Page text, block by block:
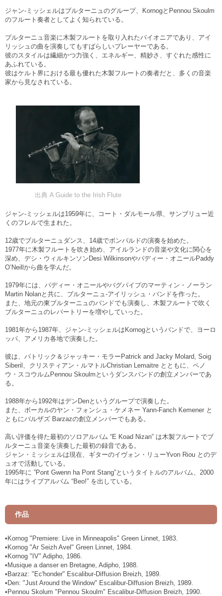
ジャン-ミッシェルはブルターニュのグループ、KornogとPennou Skoulm
のフルート奏者としてよく知られている。
ブルターニュ音楽に木製フルートを取り入れたパイオニアであり、アイ
リッシュの曲を演奏してもすばらしいプレーヤーである。
彼のスタイルは繊細かつ力強く、エネルギー、精妙さ、すぐれた感性に
あふれている。
彼はケルト界における最も優れた木製フルートの奏者だと、多くの音楽
家から見なされている。
出典 A Guide to the Irish Flute
ジャン-ミッシェルは1959年に、コート・ダルモール県、サンブリュー近
くのフレルで生まれた。
12歳でブルターニュダンス、14歳でボンバルドの演奏を始めた。
1977年に木製フルートを吹き始め、アイルランドの音楽や文化に関心を
深め、デシ・ウィルキンソンDesi Wilkinsonやパディー・オニールPaddy
O’Neillから曲を学んだ。
1979年には、パディー・オニールやバグパイプのマーティン・ノーラン
Martin Nolanと共に、ブルターニュ-アイリッシュ・バンドを作った。
また、地元の東ブルターニュのバンドでも演奏し、木製フルートで吹く
ブルターニュのレパートリーを増やしていった。
1981年から1987年、ジャン-ミッシェルはKornogというバンドで、ヨーロ
ッパ、アメリカ各地で演奏した。
彼は、パトリック＆ジャッキー・モラーPatrick and Jacky Molard, Soig
Siberil、クリスティアン・ルマトルChristian Lemaitre とともに、ペノ
ウ・スコウルムPennou Skoulmというダンスバンドの創立メンバーであ
る。
1988年から1992年はデンDenというグループで演奏した。
また、ボーカルのヤン・フォンシュ・ケメネー Yann-Fanch Kemener と
ともにバルザズ Barzazの創立メンバーでもある。
高い評価を得た最初のソロアルバム “E Koad Nizan” は木製フルートでブ
ルターニュ音楽を演奏した最初の録音である。
ジャン・ミッシェルは現在、ギターのイヴォン・リューYvon Riou とのデ
ュオで活動している。
1995年に ”Pont Gwenn ha Pont Stang”というタイトルのアルバム、2000
年にはライブアルバム “Beo!” を出している。
作品
•Kornog "Premiere: Live in Minneapolis" Green Linnet, 1983.
•Kornog "Ar Seizh Avel" Green Linnet, 1984.
•Kornog "IV" Adipho, 1986.
•Musique a danser en Bretagne, Adipho, 1988.
•Barzaz: "Ec'honder" Escalibur-Diffusion Breizh, 1989.
•Den: "Just Around the Window" Escalibur-Diffusion Breizh, 1989.
•Pennou Skolum "Pennou Skoulm" Escalibur-Diffusion Breizh, 1990.